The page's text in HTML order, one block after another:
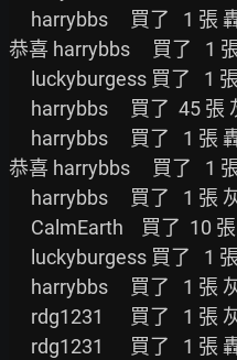
恭喜 harrybbs     買了   1
恭喜 harrybbs     買了   1